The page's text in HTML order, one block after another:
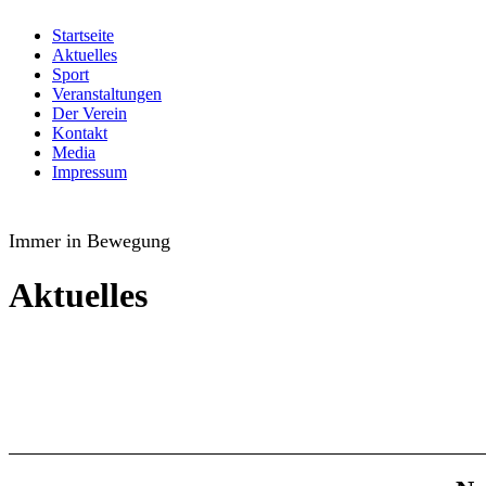
Startseite
Aktuelles
Sport
Veranstaltungen
Der Verein
Kontakt
Media
Impressum
Immer in Bewegung
Aktuelles